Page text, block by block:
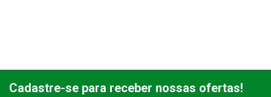
Cadastre-se para receber nossas ofertas!